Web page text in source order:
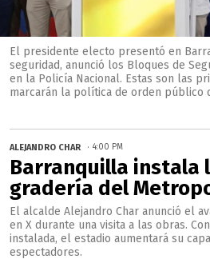
El presidente electo presentó en
seguridad, anunció los Bloques de
en la Policía Nacional. Estas son las
marcarán la política de orden público
ALEJANDRO CHAR 4:00 PM
Barranquilla instala
gradería del
El alcalde Alejandro Char anunció el
en X durante una visita a las obras.
instalada, el estadio aumentará su
espectadores.